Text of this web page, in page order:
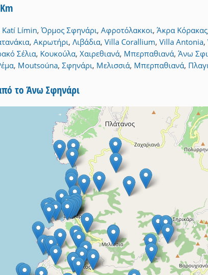
Límin,Όρμος Σφηνάρι, Αφροτόλακκοι, Άκρα Κόρακας
, Ακρωτήρι, Λιβάδια, Villa Corallium, Villa Antonia,
Σέλια, Κουκούλα, Χαιρεθιανά, Μπερπαθιανά, Άνω
, Moutsoúna, Σφηνάρι, Μελισσιά, Μπερπαθιανά,
το Άνω Σφηνάρι